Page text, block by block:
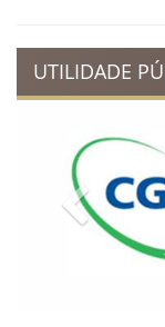
UTILIDADE